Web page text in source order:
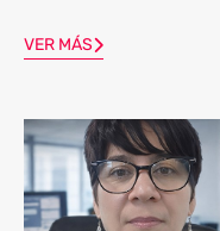
VER MÁS